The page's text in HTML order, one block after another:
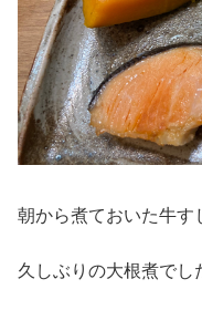
朝から煮ておいた牛す
久しぶりの大根煮でし